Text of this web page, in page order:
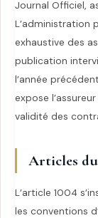
Journal Officiel,
L’administration
exhaustive des
publication
l’année
expose
validité des
Articles
L’article 1004
les conventions